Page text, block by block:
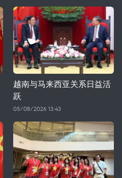
越南与马来西亚关系日益活
跃
05/08/2026 13:43